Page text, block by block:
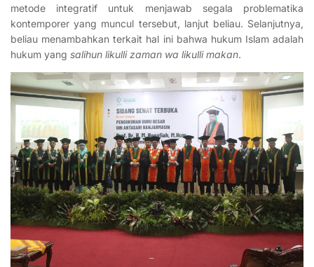
metode integratif untuk menjawab segala problematika
kontemporer yang muncul tersebut, lanjut beliau. Selanjutnya,
beliau menambahkan terkait hal ini bahwa hukum Islam adalah
hukum yang salihun likulli zaman wa likulli makan.